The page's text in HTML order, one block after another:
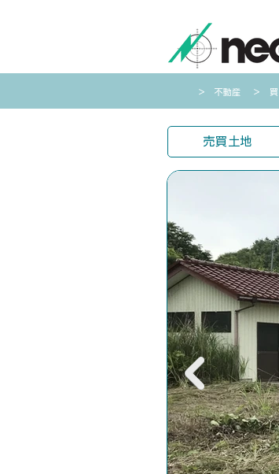
​＞ 不動産 ​＞
売買土地